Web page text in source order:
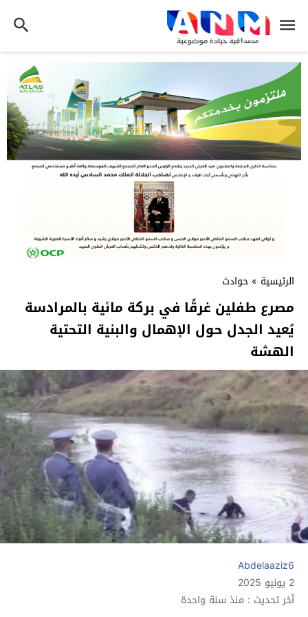
الرئيسية » حوادث
مصرع طفلين غرقًا في بركة مائية بالمرادسة
يُعيد الجدل حول الإهمال والبنية التحتية
الهشة
Abdelaaziz6
2 يونيو 2025
آخر تحديث : منذ سنة واحدة